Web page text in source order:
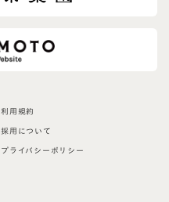
利用規約
採用について
プライバシーポリシー